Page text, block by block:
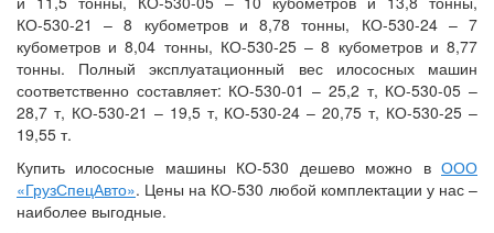
КО-530-21 – 8 кубометров и 8,78 тонны, КО-530-24 – 7
кубометров и 8,04 тонны, КО-530-25 – 8 кубометров и 8,77
тонны. Полный эксплуатационный вес илососных машин
соответственно составляет: КО-530-01 – 25,2 т, КО-530-05 –
28,7 т, КО-530-21 – 19,5 т, КО-530-24 – 20,75 т, КО-530-25 –
19,55 т.
Купить илососные машины КО-530 дешево можно в ООО
«ГрузСпецАвто». Цены на КО-530 любой комплектации у нас –
наиболее выгодные.